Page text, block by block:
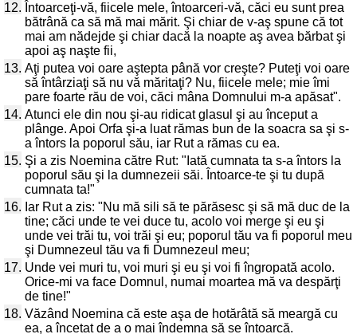
12. Întoarceţi-vă, fiicele mele, întoarceri-vă, căci eu sunt prea
bătrână ca să mă mai mărit. Şi chiar de v-aş spune că tot
mai am nădejde şi chiar dacă la noapte aş avea bărbat şi
apoi aş naşte fii,
13. Aţi putea voi oare aştepta până vor creşte? Puteţi voi oare
să întârziaţi să nu vă măritaţi? Nu, fiicele mele; mie îmi
pare foarte rău de voi, căci mâna Domnului m-a apăsat".
14. Atunci ele din nou şi-au ridicat glasul şi au început a
plânge. Apoi Orfa şi-a luat rămas bun de la soacra sa şi s-
a întors la poporul său, iar Rut a rămas cu ea.
15. Şi a zis Noemina către Rut: "Iată cumnata ta s-a întors la
poporul său şi la dumnezeii săi. Întoarce-te şi tu după
cumnata ta!"
16. Iar Rut a zis: "Nu mă sili să te părăsesc şi să mă duc de la
tine; căci unde te vei duce tu, acolo voi merge şi eu şi
unde vei trăi tu, voi trăi şi eu; poporul tău va fi poporul meu
şi Dumnezeul tău va fi Dumnezeul meu;
17. Unde vei muri tu, voi muri şi eu şi voi fi îngropată acolo.
Orice-mi va face Domnul, numai moartea mă va despărţi
de tine!"
18. Văzând Noemina că este aşa de hotărâtă să meargă cu
ea, a încetat de a o mai îndemna să se întoarcă.